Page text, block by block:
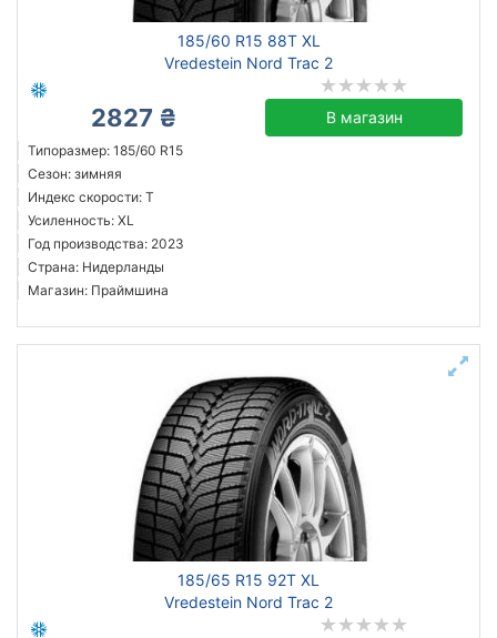
185/60 R15 88T XL
Vredestein Nord Trac 2
2827 ₴ В магазин
Типоразмер: 185/60 R15
Сезон: зимняя
Индекс скорости: T
Усиленность: XL
Год производства: 2023
Страна: Нидерланды
Магазин: Праймшина
185/65 R15 92T XL
Vredestein Nord Trac 2